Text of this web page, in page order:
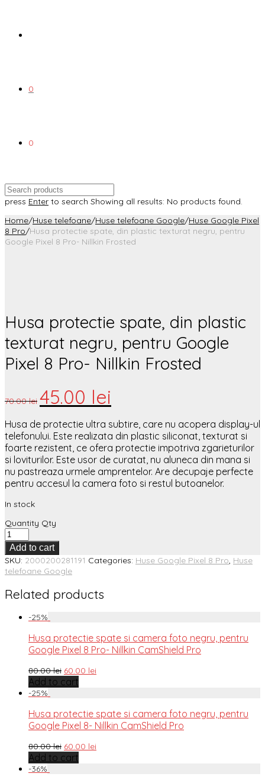
0
0
press Enter to search Showing all results: No products found.
Home/Huse telefoane/Huse telefoane Google/Huse Google Pixel
8 Pro/Husa protectie spate, din plastic texturat negru, pentru
Google Pixel 8 Pro- Nillkin Frosted
Husa protectie spate, din plastic
texturat negru, pentru Google
Pixel 8 Pro- Nillkin Frosted
70.00lei 45.00 lei
Husa de protectie ultra subtire, care nu acopera display-ul
telefonului. Este realizata din plastic siliconat, texturat si
foarte rezistent, ce ofera protectie impotriva zgarieturilor
si loviturilor. Este usor de curatat, nu aluneca din mana si
nu pastreaza urmele amprentelor. Are decupaje perfecte
pentru accesul la camera foto si restul butoanelor.
In stock
Quantity Qty
Add to cart
SKU: 2000200281191 Categories: Huse Google Pixel 8 Pro Huse
telefoane Google
Related products
-25%
Husa protectie spate si camera foto negru, pentru
Google Pixel 8 Pro- Nillkin CamShield Pro
80.00lei 60.00 lei
Add to cart
-25%
Husa protectie spate si camera foto negru, pentru
Google Pixel 8- Nillkin CamShield Pro
80.00lei 60.00 lei
Add to cart
-36%